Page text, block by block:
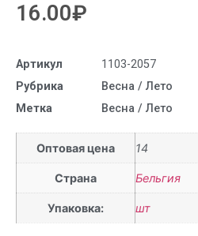
16.00₽
Артикул
1103-2057
Рубрика
Весна / Лето
Метка
Весна / Лето
Оптовая цена 14
Страна Бельгия
Упаковка: шт